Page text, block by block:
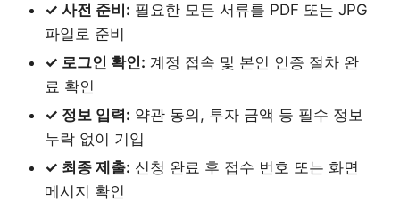
✓ 사전 준비: 필요한 모든 서류를 PDF 또는 JPG
파일로 준비
✓ 로그인 확인: 계정 접속 및 본인 인증 절차 완
료 확인
✓ 정보 입력: 약관 동의, 투자 금액 등 필수 정보
누락 없이 기입
✓ 최종 제출: 신청 완료 후 접수 번호 또는 화면
메시지 확인